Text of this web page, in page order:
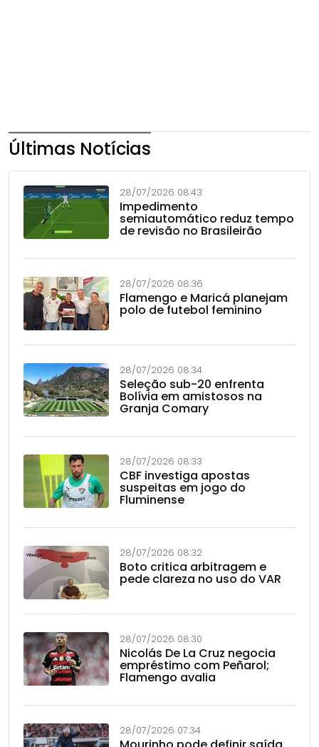
Últimas Notícias
28/07/2026 08:43
Impedimento
semiautomático reduz tempo
de revisão no Brasileirão
28/07/2026 08:36
Flamengo e Maricá planejam
polo de futebol feminino
28/07/2026 08:34
Seleção sub-20 enfrenta
Bolívia em amistosos na
Granja Comary
28/07/2026 08:33
CBF investiga apostas
suspeitas em jogo do
Fluminense
28/07/2026 08:32
Boto critica arbitragem e
pede clareza no uso do VAR
28/07/2026 08:30
Nicolás De La Cruz negocia
empréstimo com Peñarol;
Flamengo avalia
28/07/2026 07:34